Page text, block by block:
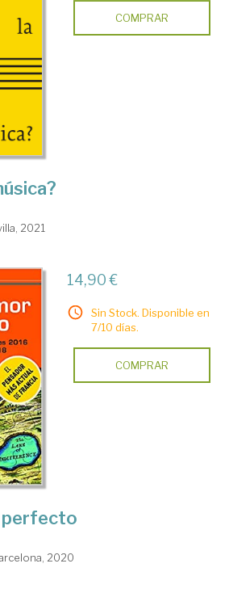
COMPRAR
2021
14,90 €
Sin Stock. Disponible en
7/10 días.
COMPRAR
perfecto
2020